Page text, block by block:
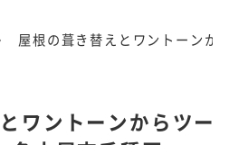
屋根の葺き替えとワントーンか
ワントーンからツー